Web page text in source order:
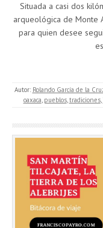
Situada a casi dos
arqueológica de Monte
para quien desee
Autor: Rolando García de la
oaxaca, pueblos,tradiciones,